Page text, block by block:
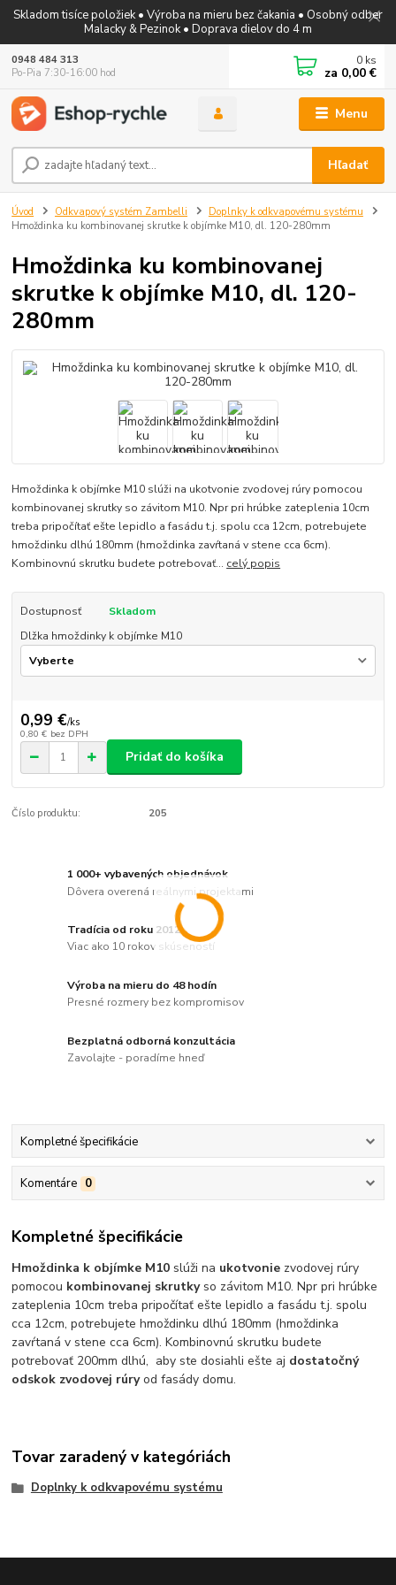
Skladom tisíce položiek • Výroba na mieru bez čakania • Osobný odber
Malacky & Pezinok • Doprava dielov do 4 m
Menu
Hľadať
0948 484 313
Po-Pia 7:30-16:00 hod
0 ks
za 0,00 €
Úvod Odkvapový systém Zambelli
Doplnky k odkvapovému systému
Hmoždinka ku kombinovanej skrutke k objímke M10, dl. 120-280mm
Hmoždinka ku kombinovanej
skrutke k objímke M10, dl. 120-
280mm
Hmoždinka k objímke M10 slúži na ukotvonie zvodovej rúry pomocou
kombinovanej skrutky so závitom M10. Npr pri hrúbke zateplenia 10cm
treba pripočítať ešte lepidlo a fasádu t.j. spolu cca 12cm, potrebujete
hmoždinku dlhú 180mm (hmoždinka zavŕtaná v stene cca 6cm).
Kombinovnú skrutku budete potrebovať... celý popis
Dostupnosť
Skladom
Dlžka hmoždinky k objímke M10
0,99 €/ks
0,80 € bez DPH
Pridať do košíka
Číslo produktu: 205
1 000+ vybavených objednávok
Dôvera overená reálnymi projektami
Tradícia od roku 2012
Viac ako 10 rokov skúseností
Výroba na mieru do 48 hodín
Presné rozmery bez kompromisov
Bezplatná odborná konzultácia
Zavolajte - poradíme hneď
Kompletné špecifikácie
Komentáre 0
Kompletné špecifikácie
Hmoždinka k objímke M10 slúži na ukotvonie zvodovej rúry
pomocou kombinovanej skrutkyso závitom M10. Npr pri hrúbke
zateplenia 10cm treba pripočítať ešte lepidlo a fasádu t.j. spolu
cca 12cm, potrebujete hmoždinku dlhú 180mm (hmoždinka
zavŕtaná v stene cca 6cm). Kombinovnú skrutku budete
potrebovať 200mm dlhú, aby ste dosiahli ešte aj dostatočný
odskok zvodovej rúryod fasády domu.
Tovar zaradený v kategóriách
Doplnky k odkvapovému systému